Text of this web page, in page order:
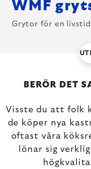
WMF
Grytor för en livstid
BERÖR DET
Visste du att folk
de köper nya
oftast våra
lönar sig